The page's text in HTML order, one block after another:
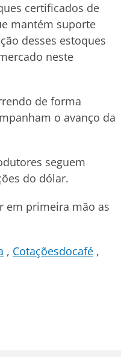
certificados de
mantém suporte
desses estoques
neste
de forma
o avanço da
seguem
do dólar.
em primeira mão as
Cotaçõesdocafé